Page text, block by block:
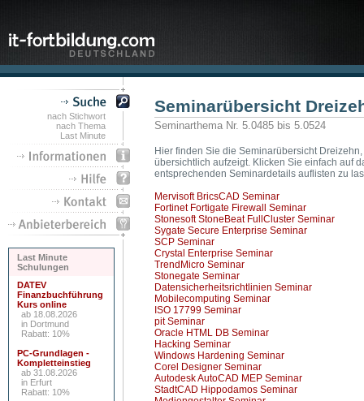
nach Stichwort
nach Thema
Last Minute
Last Minute
Schulungen
DATEV
Finanzbuchführung
Kurs online
ab 18.08.2026
in Dortmund
Rabatt: 10%
PC-Grundlagen -
Kompletteinstieg
ab 31.08.2026
in Erfurt
Rabatt: 10%
Seminarübersicht
Seminarthema Nr. 5.0485 bis 5.0524
Hier finden Sie die Seminarübersicht
übersichtlich aufzeigt. Klicken Sie einfach auf
entsprechenden Seminardetails auflisten zu
Mervisoft BricsCAD Seminar
Fortinet Fortigate Firewall Seminar
Stonesoft StoneBeat FullCluster Seminar
Sygate Secure Enterprise Seminar
SCP Seminar
Crystal Enterprise Seminar
TrendMicro Seminar
Stonegate Seminar
Datensicherheitsrichtlinien Seminar
Mobilecomputing Seminar
ISO 17799 Seminar
pit Seminar
Oracle HTML DB Seminar
Hacking Seminar
Windows Hardening Seminar
Corel Designer Seminar
Autodesk AutoCAD MEP Seminar
StadtCAD Hippodamos Seminar